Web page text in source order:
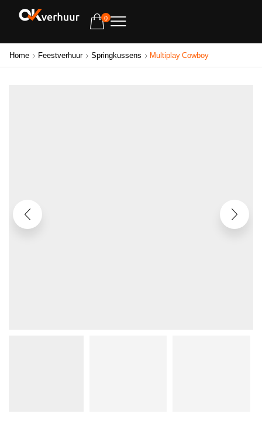
0
Home Feestverhuur Springkussens Multiplay Cowboy